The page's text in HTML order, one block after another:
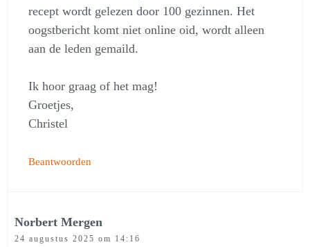
recept wordt gelezen door 100 gezinnen. Het
oogstbericht komt niet online oid, wordt alleen
aan de leden gemaild.
Ik hoor graag of het mag!
Groetjes,
Christel
Beantwoorden
Norbert Mergen
24 augustus 2025 om 14:16